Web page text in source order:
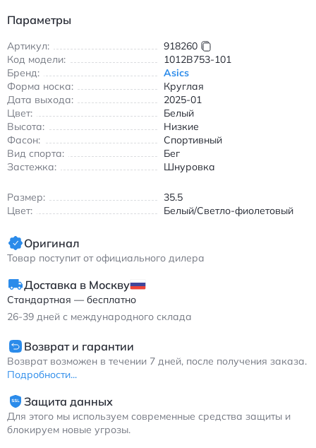
на суставы при каждом шаге. Дышащий верх из
вентиляцию даже в интенсивных условиях. Шнуровка
позволяет идеально зафиксировать стопу, предотвращая
проскальзывание во время бега. Резиновая подошва
обеспечивает отличное сцепление с асфальтом, беговыми
дорожками и другими поверхностями. Кроссовки Asics GEL-
NIMBUS 27 — надежный выбор для тех, кто стремится к
новым рекордам и комфорту в каждой пробежке. Асикс GEL-
NIMBUS 27 спортивные кроссовки бело-фиолетовые с
амортизацией для марафона и бега.
Параметры
Артикул:
918260
Код модели:
1012B753-101
Бренд:
Asics
Форма носка:
Круглая
Дата выхода:
2025-01
Цвет:
Белый
Высота:
Низкие
Фасон:
Спортивный
Вид спорта:
Бег
Застежка:
Шнуровка
Размер:
35.5
Цвет:
Белый/Светло-фиолетовый
Оригинал
Товар поступит от официального дилера
Доставка в Москву
Стандартная — бесплатно
26-39 дней с международного склада
Возврат и гарантии
Возврат возможен в течении 7 дней, после получения заказа.
Подробности...
Защита данных
Для этого мы используем современные средства защиты и
блокируем новые угрозы.